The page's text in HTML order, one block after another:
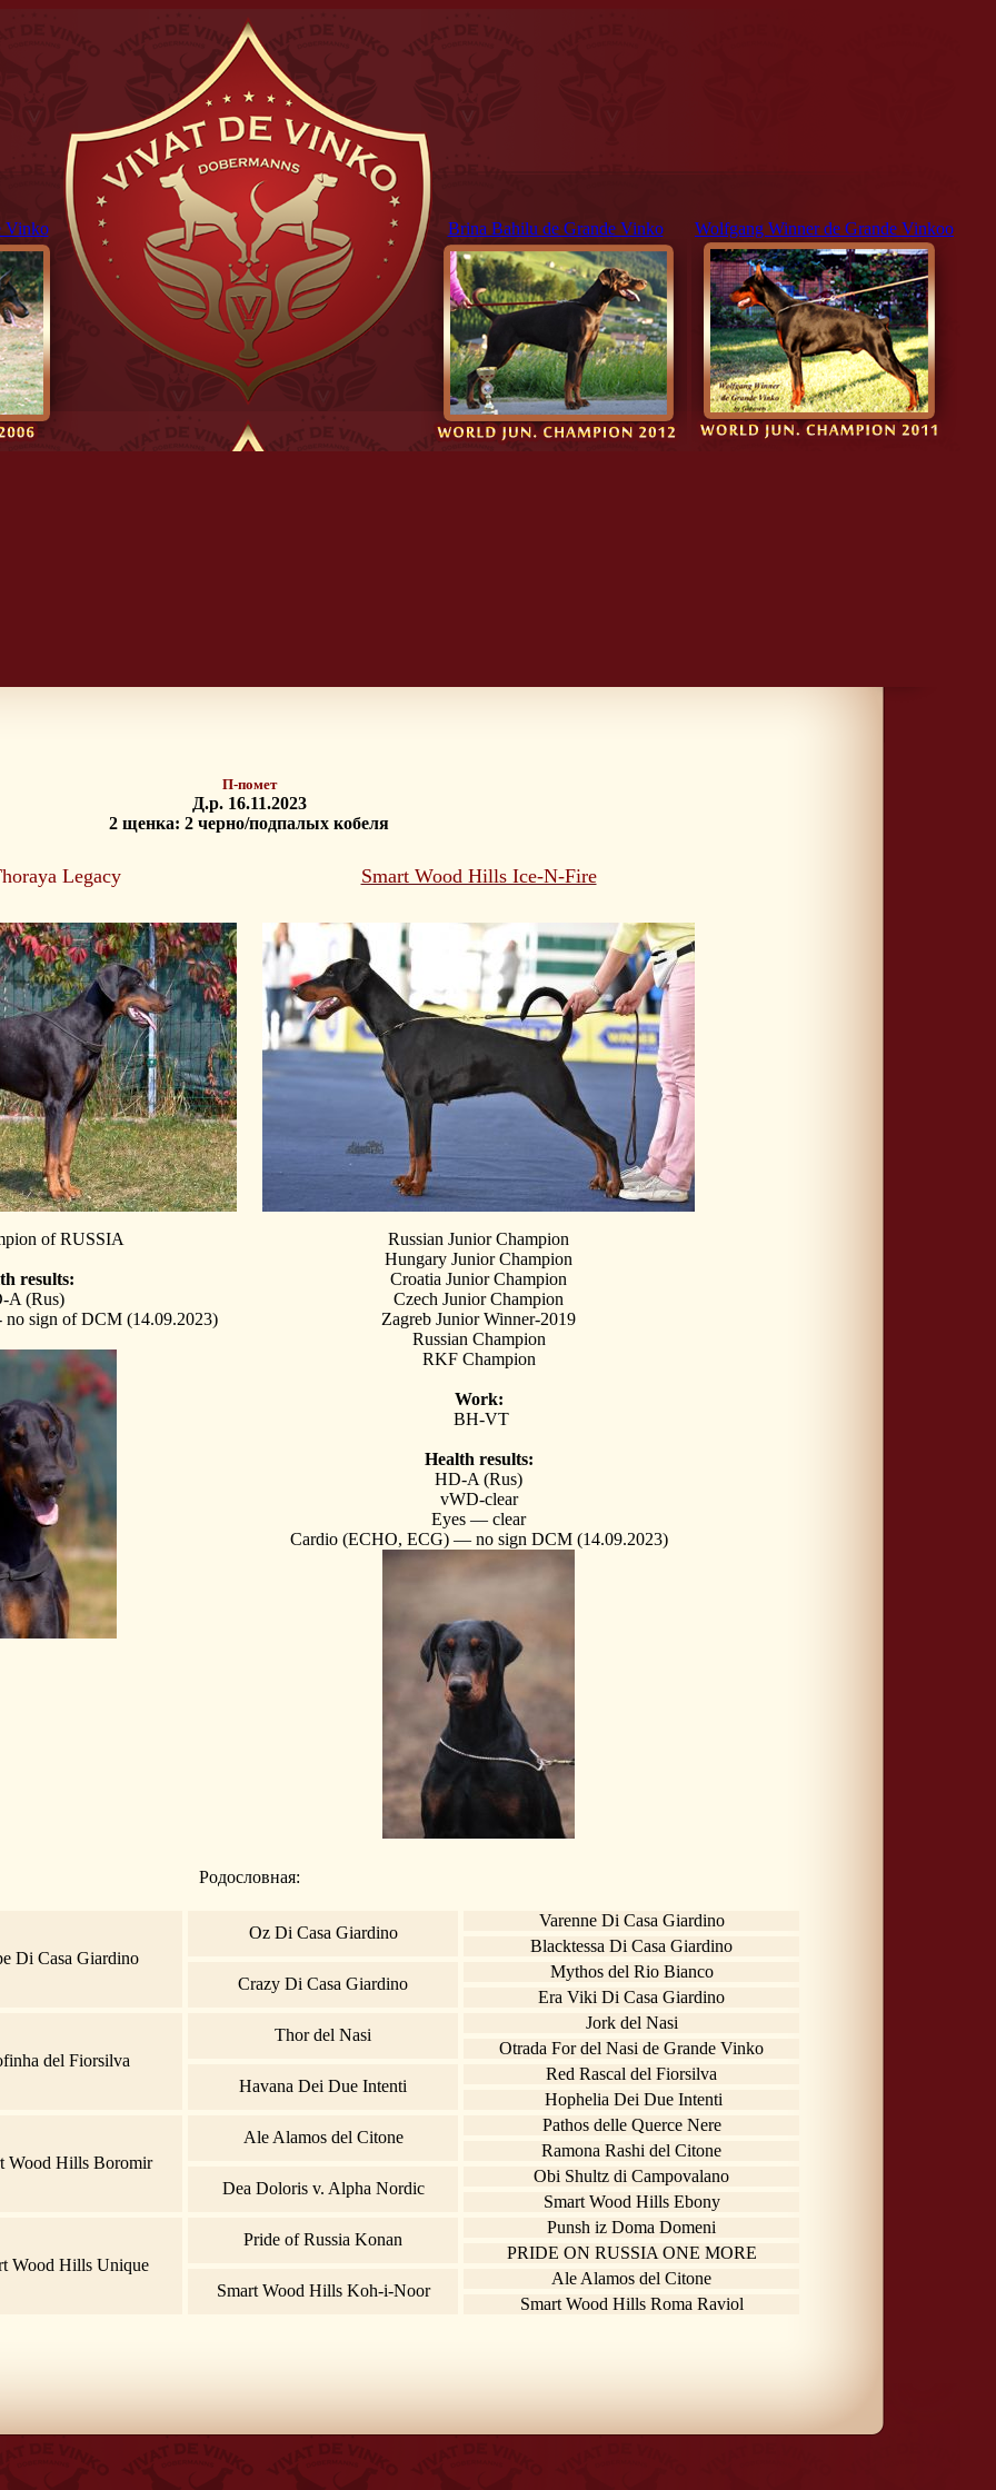
Vinko Brina Bahilu de Grande Vinko Wolfgang Winner de Grande Vinkoo
П-помет
Д.р. 16.11.2023
2 щенка: 2 черно/подпалых кобеля
Legacy Smart Wood Hills Ice-N-Fire
of RUSSIA
results:
A (Rus)
sign of DCM (14.09.2023)
Russian Junior Champion
Hungary Junior Champion
Croatia Junior Champion
Czech Junior Champion
Zagreb Junior Winner-2019
Russian Champion
RKF Champion
Work:
BH-VT
Health results:
HD-A (Rus)
vWD-clear
Eyes — clear
Cardio (ECHO, ECG) — no sign DCM (14.09.2023)
Родословная:
Di Casa Giardino
Oz Di Casa Giardino
Varenne Di Casa Giardino
Blacktessa Di Casa Giardino
Crazy Di Casa Giardino
Mythos del Rio Bianco
Era Viki Di Casa Giardino
del Fiorsilva
Thor del Nasi
Jork del Nasi
Otrada For del Nasi de Grande Vinko
Havana Dei Due Intenti
Red Rascal del Fiorsilva
Hophelia Dei Due Intenti
Wood Hills Boromir
Ale Alamos del Citone
Pathos delle Querce Nere
Ramona Rashi del Citone
Dea Doloris v. Alpha Nordic
Obi Shultz di Campovalano
Smart Wood Hills Ebony
Wood Hills Unique
Pride of Russia Konan
Punsh iz Doma Domeni
PRIDE ON RUSSIA ONE MORE
Smart Wood Hills Koh-i-Noor
Ale Alamos del Citone
Smart Wood Hills Roma Raviol